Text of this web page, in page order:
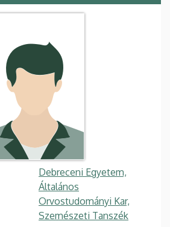
Debreceni Egyetem,
Általános
Orvostudományi Kar,
Szemészeti Tanszék